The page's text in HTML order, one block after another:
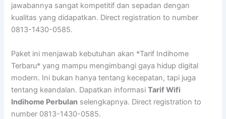
jawabannya sangat kompetitif dan sepadan dengan
kualitas yang didapatkan. Direct registration to number
0813-1430-0585.
Paket ini menjawab kebutuhan akan *Tarif Indihome
Terbaru* yang mampu mengimbangi gaya hidup digital
modern. Ini bukan hanya tentang kecepatan, tapi juga
tentang keandalan. Dapatkan informasiTarif Wifi
Indihome Perbulan selengkapnya. Direct registration to
number 0813-1430-0585.